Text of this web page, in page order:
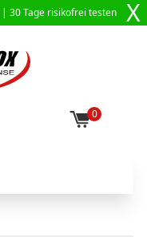
| 30 Tage risikofrei testen X
0